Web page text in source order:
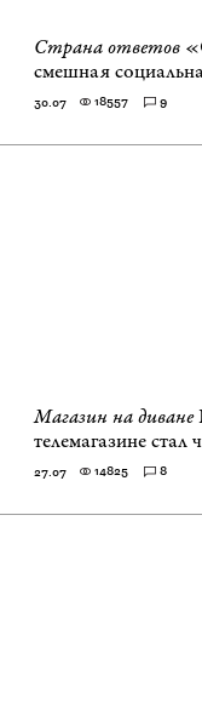
Страна ответов
смешная
30.07 18557 9
Магазин на диване
телемагазине
27.07 14825 8